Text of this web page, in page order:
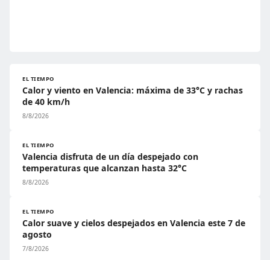
EL TIEMPO
Calor y viento en Valencia: máxima de 33°C y rachas
de 40 km/h
8/8/2026
EL TIEMPO
Valencia disfruta de un día despejado con
temperaturas que alcanzan hasta 32°C
8/8/2026
EL TIEMPO
Calor suave y cielos despejados en Valencia este 7 de
agosto
7/8/2026